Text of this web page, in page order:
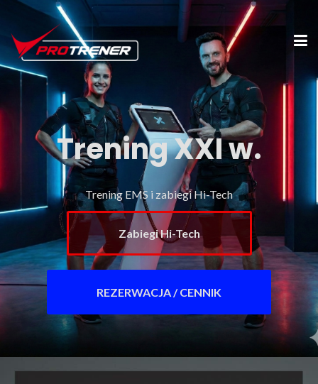
Trening XXI w.
Trening EMS i zabiegi Hi-Tech
Zabiegi Hi-Tech
REZERWACJA / CENNIK